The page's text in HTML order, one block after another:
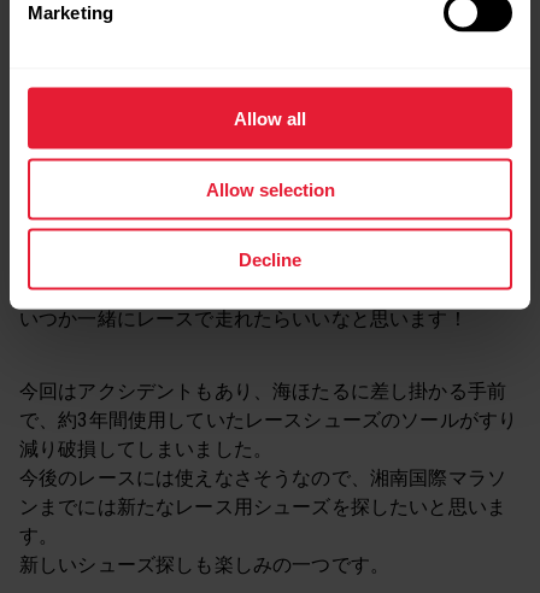
Marketing
Allow all
Allow selection
Decline
こわだ君が、フルマラソンのペーサ
ーとして出場していました！！
遠くからでも分かる赤い髪の毛で、すぐにわかったので
すが、走っている最中だったので声はかけられず、、、
いつか一緒にレースで走れたらいいなと思います！
今回はアクシデントもあり、海ほたるに差し掛かる手前
で、約3年間使用していたレースシューズのソールがすり
減り破損してしまいました。
今後のレースには使えなさそうなので、湘南国際マラソ
ンまでには新たなレース用シューズを探したいと思いま
す。
新しいシューズ探しも楽しみの一つです。